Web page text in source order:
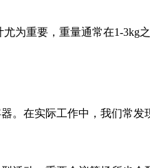
为重要，重量通常在1-3kg之
。在实际工作中，我们常发